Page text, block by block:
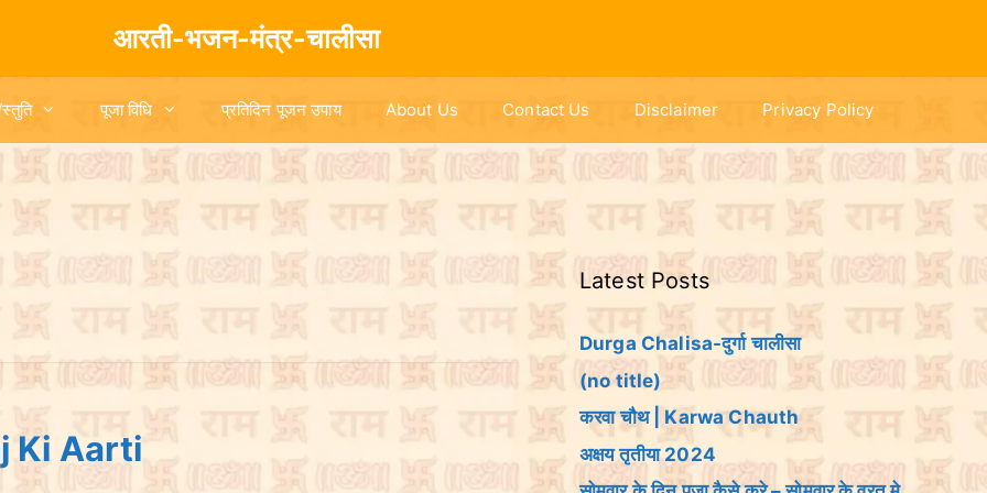
आरती-भजन-मंत्र-चालीसा
पूजा विधि प्रतिदिन पूजन उपाय About Us Contact Us Disclaimer Privacy Policy
Ki Aarti
Latest Posts
Durga Chalisa-दुर्गा चालीसा
(no title)
करवा चौथ | Karwa Chauth
अक्षय तृतीया 2024